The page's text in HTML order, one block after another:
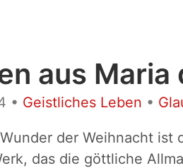
aus
• Geistliches Leben •
der Weihnacht
das die göttliche